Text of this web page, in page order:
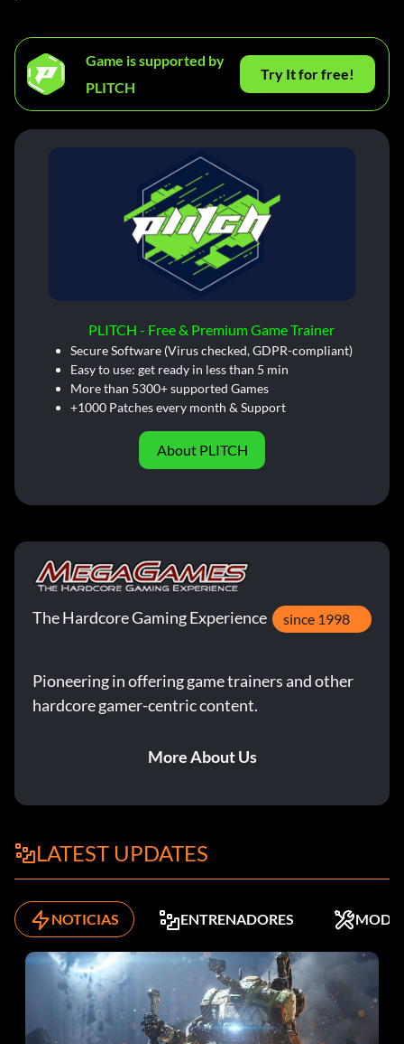
Game is supported by
PLITCH
Try It for free!
PLITCH - Free & Premium Game Trainer
Secure Software (Virus checked, GDPR-compliant)
Easy to use: get ready in less than 5 min
More than 5300+ supported Games
+1000 Patches every month & Support
About PLITCH
The Hardcore Gaming Experience since 1998
Pioneering in offering game trainers and other
hardcore gamer-centric content.
More About Us
LATEST UPDATES
NOTICIAS ENTRENADORES MODS